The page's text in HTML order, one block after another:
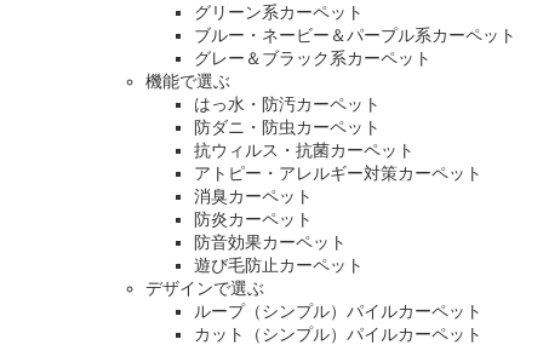
グリーン系カーペット
ブルー・ネービー＆パープル系カーペット
グレー＆ブラック系カーペット
機能で選ぶ
はっ水・防汚カーペット
防ダニ・防虫カーペット
抗ウィルス・抗菌カーペット
アトピー・アレルギー対策カーペット
消臭カーペット
防炎カーペット
防音効果カーペット
遊び毛防止カーペット
デザインで選ぶ
ループ（シンプル）パイルカーペット
カット（シンプル）パイルカーペット